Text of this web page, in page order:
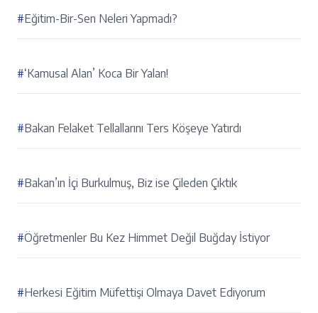
#Eğitim-Bir-Sen Neleri Yapmadı?
#‘Kamusal Alan’ Koca Bir Yalan!
#Bakan Felaket Tellallarını Ters Köşeye Yatırdı
#Bakan’ın İçi Burkulmuş, Biz ise Çileden Çıktık
#Öğretmenler Bu Kez Himmet Değil Buğday İstiyor
#Herkesi Eğitim Müfettişi Olmaya Davet Ediyorum